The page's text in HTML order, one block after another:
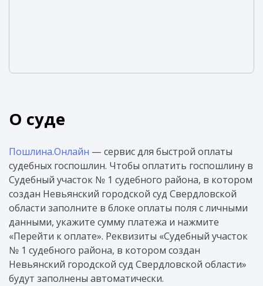
О суде
Пошлина.Онлайн — сервис для быстрой оплаты
судебных госпошлин. Чтобы оплатить госпошлину в
Судебный участок № 1 судебного района, в котором
создан Невьянский городской суд Свердловской
области заполните в блоке оплаты поля с личными
данными, укажите сумму платежа и нажмите
«Перейти к оплате». Реквизиты «Судебный участок
№ 1 судебного района, в котором создан
Невьянский городской суд Свердловской области»
будут заполнены автоматически.